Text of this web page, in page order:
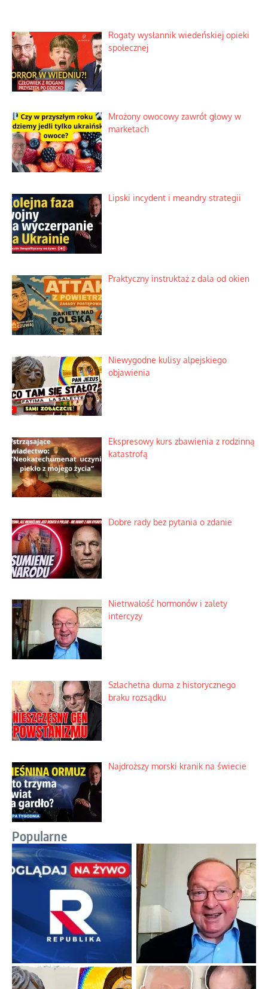
Rogaty wysłannik wiedeńskiej opieki
społecznej
Mrożony owocowy zawrót głowy w
marketach
Lipski incydent i meandry strategii
Praktyczny instruktaż z dala od okien
Niewygodne kulisy alpejskiego
objawienia
Ekspresowy kurs zbawienia z rodzinną
katastrofą
Dobre rady bez pytania o zdanie
Nietrwałość hormonów i zalety
intercyzy
Szlachetna duma z historycznego
braku rozsądku
Najdroższy morski kranik na świecie
Popularne